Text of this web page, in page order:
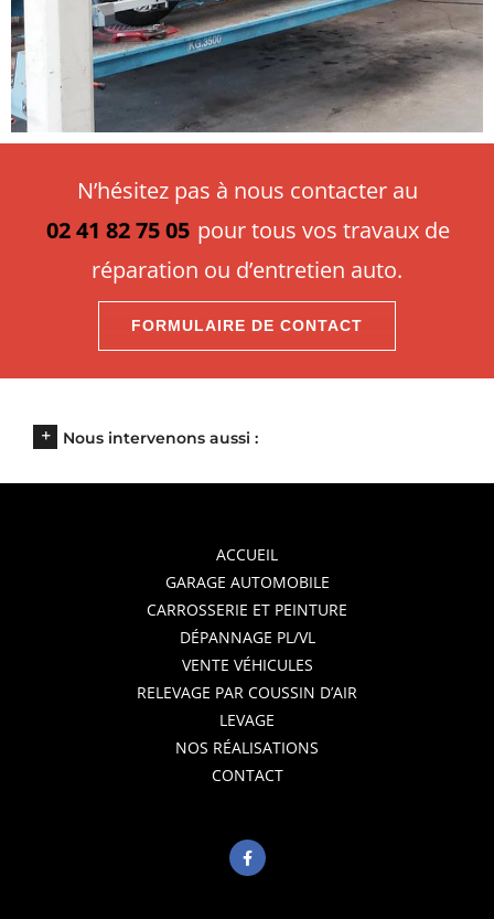
N’hésitez pas à nous contacter au
02 41 82 75 05 pour tous vos travaux de
réparation ou d’entretien auto.
FORMULAIRE DE CONTACT
Nous intervenons aussi :
ACCUEIL
GARAGE AUTOMOBILE
CARROSSERIE ET PEINTURE
DÉPANNAGE PL/VL
VENTE VÉHICULES
RELEVAGE PAR COUSSIN D’AIR
LEVAGE
NOS RÉALISATIONS
CONTACT